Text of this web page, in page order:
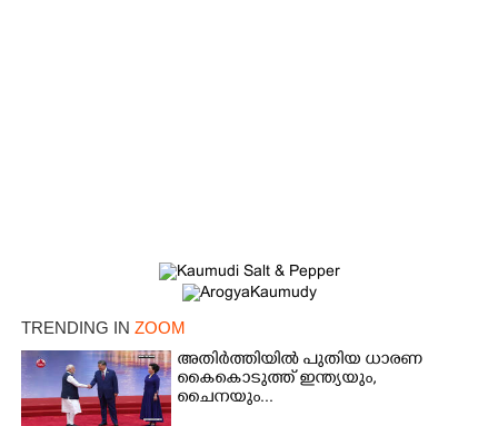
TRENDING IN ZOOM
അതിർത്തിയിൽ പുതിയ ധാരണ
കൈകൊടുത്ത് ഇന്ത്യയും,
ചൈനയും...
Share this link